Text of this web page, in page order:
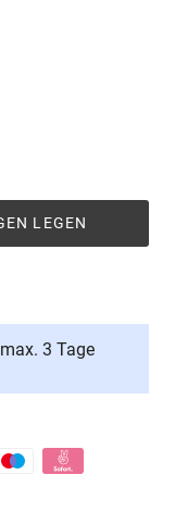
LEGEN
3 Tage